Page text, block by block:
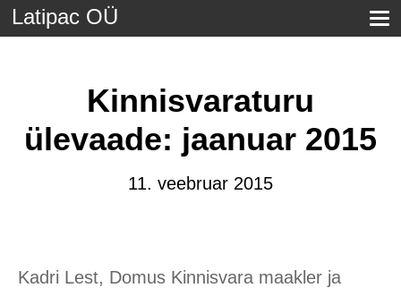
Latipac OÜ
Kinnisvaraturu
ülevaade: jaanuar 2015
11. veebruar 2015
Kadri Lest, Domus Kinnisvara maakler ja